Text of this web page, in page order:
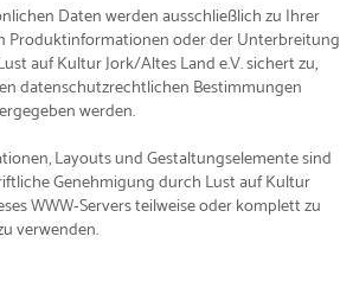
Daten werden ausschließlich zu Ihrer
Produktinformationen oder der Unterbreitung
auf Kultur Jork/Altes Land e.V. sichert zu,
datenschutzrechtlichen Bestimmungen
werden.
Layouts und Gestaltungselemente sind
Genehmigung durch Lust auf Kultur
WWW-Servers teilweise oder komplett zu
verwenden.